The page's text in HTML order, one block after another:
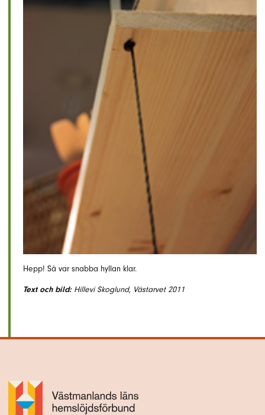
Hepp! Så var snabba hyllan klar.
Text och bild:Hillevi Skoglund, Västarvet 2011